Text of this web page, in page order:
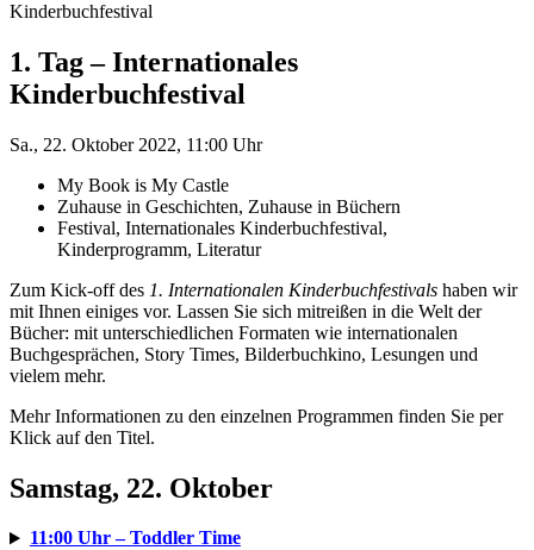
Kinderbuchfestival
1. Tag – Internationales
Kinderbuchfestival
Sa., 22. Oktober 2022, 11:00 Uhr
My Book is My Castle
Zuhause in Geschichten, Zuhause in Büchern
Festival, Internationales Kinderbuchfestival,
Kinderprogramm, Literatur
Zum Kick-off des 1. Internationalen Kinderbuchfestivals haben wir
mit Ihnen einiges vor. Lassen Sie sich mitreißen in die Welt der
Bücher: mit unterschiedlichen Formaten wie internationalen
Buchgesprächen, Story Times, Bilderbuchkino, Lesungen und
vielem mehr.
Mehr Informationen zu den einzelnen Programmen finden Sie per
Klick auf den Titel.
Samstag, 22. Oktober
11:00 Uhr – Toddler Time